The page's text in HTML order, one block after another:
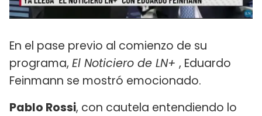
En el pase previo al comienzo de su
programa, El Noticiero de LN+ , Eduardo
Feinmann se mostró emocionado.
Pablo Rossi, con cautela entendiendo lo